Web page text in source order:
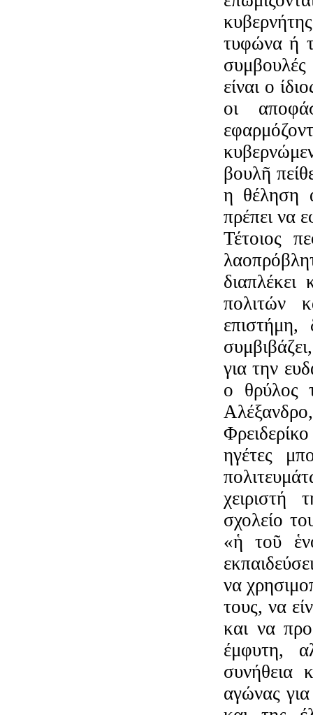
τυφώνα ή
είναι ο
οι
βουλῆ
η θέληση
πρέπει να
Τέτοιος
πολιτών
για την
ο θρύλος
ηγέτες
χειριστή
σχολείο
«ἡ τοῦ
να
τους, να
και να
έμφυτη,
συνήθεια
αγώνας